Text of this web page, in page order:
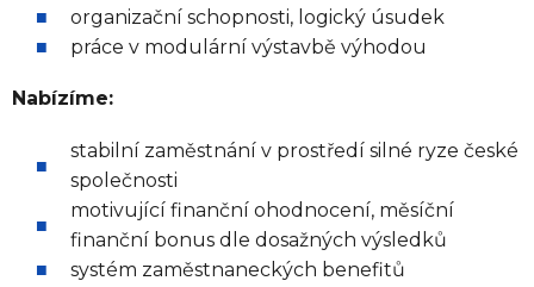
organizační schopnosti, logický úsudek
práce v modulární výstavbě výhodou
Nabízíme:
stabilní zaměstnání v prostředí silné ryze české
společnosti
motivující finanční ohodnocení, měsíční
finanční bonus dle dosažných výsledků
systém zaměstnaneckých benefitů